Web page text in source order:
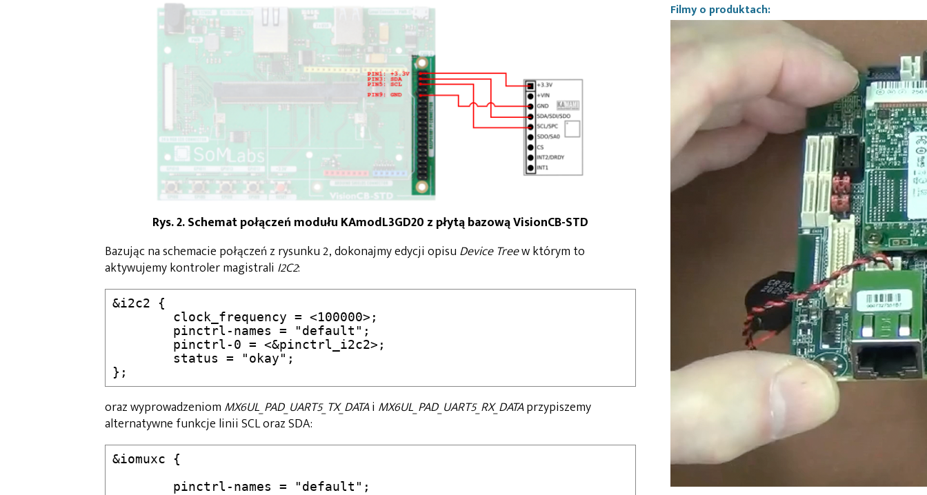
Rys. 2. Schemat połączeń modułu KAmodL3GD20 z płytą bazową VisionCB-STD
Bazując na schemacie połączeń z rysunku 2, dokonajmy edycji opisu Device Treew którym to
aktywujemy kontroler magistrali I2C2:
&i2c2 {
};
oraz wyprowadzeniom MX6UL_PAD_UART5_TX_DATAi MX6UL_PAD_UART5_RX_DATAprzypiszemy
alternatywne funkcje linii SCL oraz SDA:
&iomuxc {
Filmy o produktach: